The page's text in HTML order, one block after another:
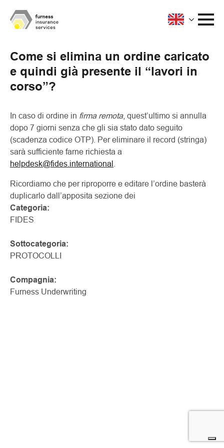
Come si elimina un ordine caricato
e quindi già presente il “lavori in
corso”?
In caso di ordine in firma remota, quest’ultimo si annulla
dopo 7 giorni senza che gli sia stato dato seguito
(scadenza codice OTP). Per eliminare il record (stringa)
sarà sufficiente farne richiesta a
helpdesk@fides.international
Ricordiamo che per riproporre e editare l’ordine basterà
duplicarlo dall’apposita sezione dei
Categoria:
FIDES
Sottocategoria:
PROTOCOLLI
Compagnia:
Furness Underwriting